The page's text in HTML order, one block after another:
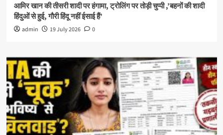
आमिर खान की तीसरी शादी पर हंगामा, ट्रोलिंग पर तोड़ी चुप्पी ,’बहनों की शादी
हिंदुओं से हुई, गौरी हिंदू नहीं ईसाई हैं’
admin 19 July 2026 0